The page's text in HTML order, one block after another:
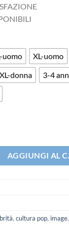
uomo XL-uomo
XL-donna 3-4
AGGIUNGI AL
,cultura pop, image,